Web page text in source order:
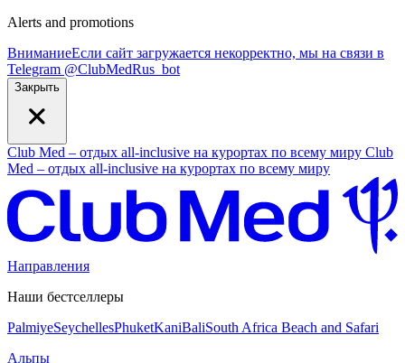
Alerts and promotions
ВниманиеЕсли сайт загружается некорректно, мы на связи в
Telegram @ClubMedRus_bot
Закрыть
Club Med – отдых all-inclusive на курортах по всему миру Club
Med – отдых all-inclusive на курортах по всему миру
Направления
Наши бестселлеры
PalmiyeSeychellesPhuketKaniBaliSouth Africa Beach and Safari
Альпы